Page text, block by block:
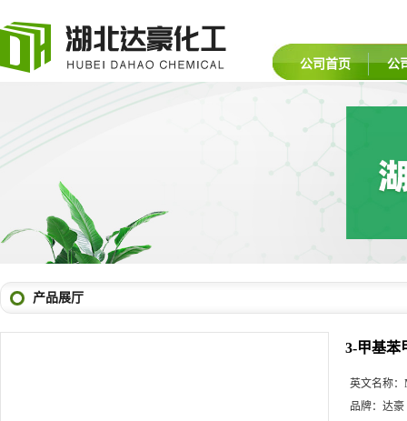
公司首页 公
产品展厅
3-甲基苯
英文名称：
品牌： 达豪